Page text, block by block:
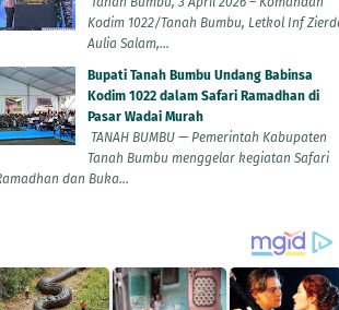
Kodim 1022/Tanah Bumbu, Letkol Inf
Aulia Salam,...
Bupati Tanah Bumbu Undang Babinsa
Kodim 1022 dalam Safari Ramadhan di
Pasar Wadai Murah
TANAH BUMBU — Pemerintah Kabupaten
Tanah Bumbu menggelar kegiatan Safari
dan Buka...